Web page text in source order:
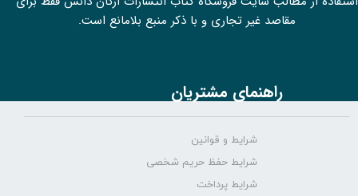
مقاصد غیر تجاری و با ذکر منبع بلامانع است.
راهنمای مشتریان
شرایط و قوانین
شرایط حفظ حریم شخصی
شرایط پرداخت